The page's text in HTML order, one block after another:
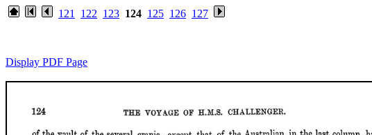
121 122 123 124 125 126 127
Display PDF Page